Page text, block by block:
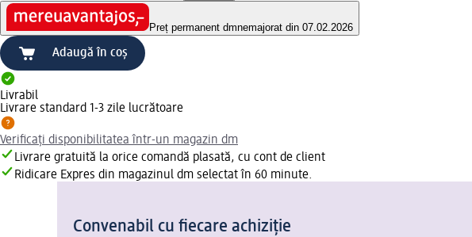
Preț permanent dmnemajorat din 07.02.2026
Adaugă în coș
Livrabil
Livrare standard 1-3 zile lucrătoare
Verificați disponibilitatea într-un magazin dm
Livrare gratuită la orice comandă plasată, cu cont de client
Ridicare Expres din magazinul dm selectat în 60 minute.
Convenabil cu fiecare achiziție